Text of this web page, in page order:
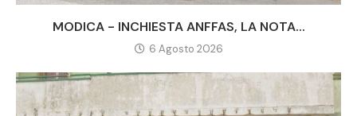
MODICA - INCHIESTA ANFFAS, LA NOTA...
6 Agosto 2026